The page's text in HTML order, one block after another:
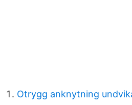
Otrygg anknytning